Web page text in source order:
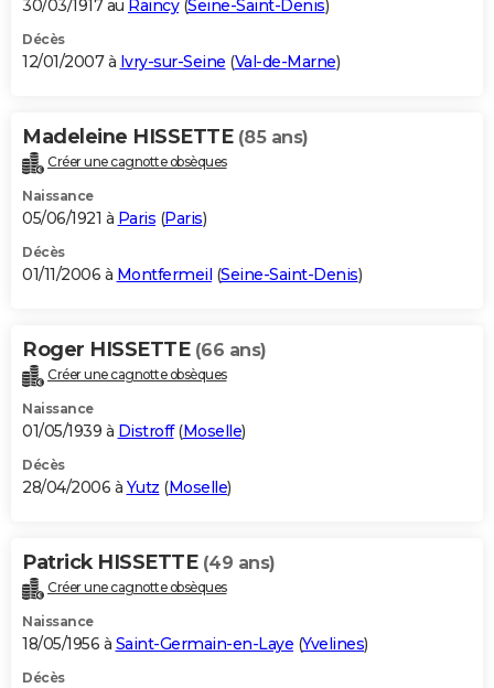
30/03/1917 au Raincy(Seine-Saint-Denis)
Décès
12/01/2007 à Ivry-sur-Seine (Val-de-Marne)
Madeleine HISSETTE (85 ans)
Créer une cagnotte obsèques
Naissance
05/06/1921 à Paris (Paris)
Décès
01/11/2006 à Montfermeil (Seine-Saint-Denis)
Roger HISSETTE (66 ans)
Créer une cagnotte obsèques
Naissance
01/05/1939 à Distroff(Moselle)
Décès
28/04/2006 à Yutz (Moselle)
Patrick HISSETTE (49 ans)
Créer une cagnotte obsèques
Naissance
18/05/1956 à Saint-Germain-en-Laye (Yvelines)
Décès